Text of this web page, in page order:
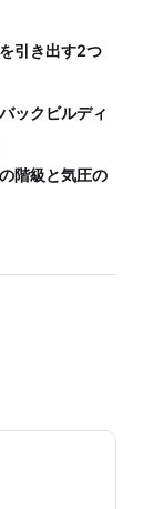
引き出す2つ
ックビルディ
階級と気圧の